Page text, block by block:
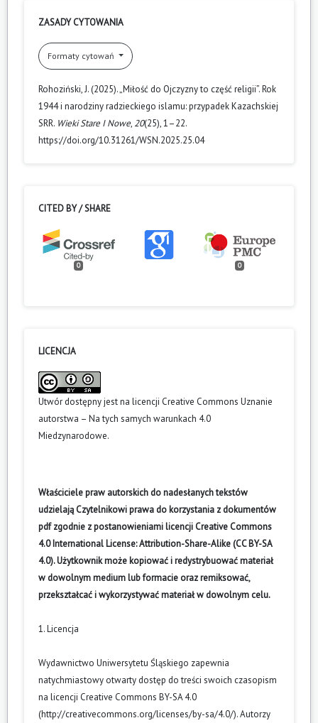
ZASADY CYTOWANIA
Formaty cytowań
Rohoziński, J. (2025). „Miłość do Ojczyzny to część religii”. Rok
1944 i narodziny radzieckiego islamu: przypadek Kazachskiej
SRR. Wieki Stare I Nowe, 20(25), 1–22.
https://doi.org/10.31261/WSN.2025.25.04
CITED BY / SHARE
0 0
LICENCJA
Utwór dostępny jest na licencji Creative Commons Uznanie
autorstwa – Na tych samych warunkach 4.0
Miedzynarodowe.
Właściciele praw autorskich do nadesłanych tekstów
udzielają Czytelnikowi prawa do korzystania z dokumentów
pdf zgodnie z postanowieniami licencji Creative Commons
4.0 International License: Attribution-Share-Alike (CC BY-SA
4.0). Użytkownik może kopiować i redystrybuować materiał
w dowolnym medium lub formacie oraz remiksować,
przekształcać i wykorzystywać materiał w dowolnym celu.
1. Licencja
Wydawnictwo Uniwersytetu Śląskiego zapewnia
natychmiastowy otwarty dostęp do treści swoich czasopism
na licencji Creative Commons BY-SA 4.0
(http://creativecommons.org/licenses/by-sa/4.0/). Autorzy